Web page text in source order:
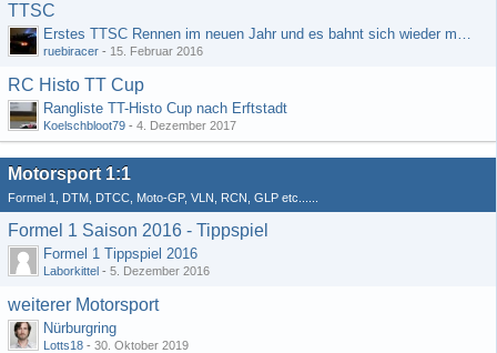
TTSC
Erstes TTSC Rennen im neuen Jahr und es bahnt sich wieder mal eine Rekordteilnehmerzahl an
ruebiracer - 15. Februar 2016
RC Histo TT Cup
Rangliste TT-Histo Cup nach Erftstadt
Koelschbloot79 - 4. Dezember 2017
Motorsport 1:1
Formel 1, DTM, DTCC, Moto-GP, VLN, RCN, GLP etc......
Formel 1 Saison 2016 - Tippspiel
Formel 1 Tippspiel 2016
Laborkittel - 5. Dezember 2016
weiterer Motorsport
Nürburgring
Lotts18 - 30. Oktober 2019